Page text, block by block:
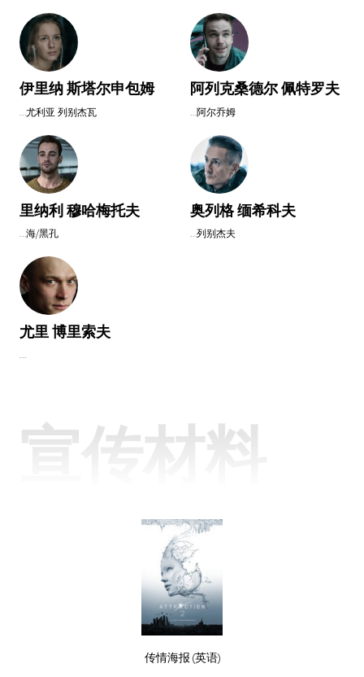
伊里纳 斯塔尔申包姆
...尤利亚 列别杰瓦
阿列克桑德尔 佩特罗夫
...阿尔乔姆
里纳利 穆哈梅托夫
...海/黑孔
奥列格 缅希科夫
...列别杰夫
尤里 博里索夫
...
宣传材料
传情海报 (英语)